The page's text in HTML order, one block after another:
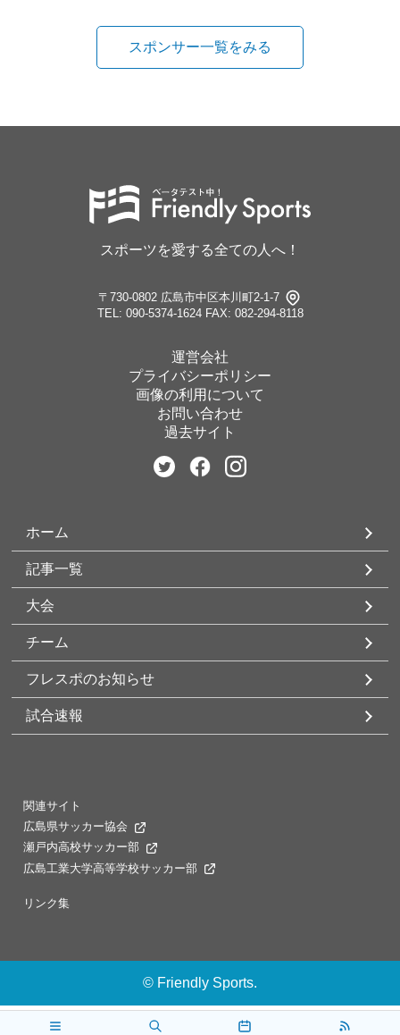
スポンサー一覧をみる
スポーツを愛する全ての人へ！
〒730-0802 広島市中区本川町2-1-7
TEL: 090-5374-1624 FAX: 082-294-8118
運営会社
プライバシーポリシー
画像の利用について
お問い合わせ
過去サイト
ホーム
記事一覧
大会
チーム
フレスポのお知らせ
試合速報
関連サイト
広島県サッカー協会
瀬戸内高校サッカー部
広島工業大学高等学校サッカー部
リンク集
© Friendly Sports.